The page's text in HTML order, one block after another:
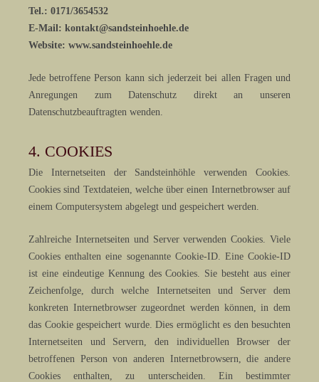
Tel.: 0171/3654532
E-Mail: kontakt@sandsteinhoehle.de
Website: www.sandsteinhoehle.de
Jede betroffene Person kann sich jederzeit bei allen Fragen und
Anregungen zum Datenschutz direkt an unseren
Datenschutzbeauftragten wenden.
4. COOKIES
Die Internetseiten der Sandsteinhöhle verwenden Cookies.
Cookies sind Textdateien, welche über einen Internetbrowser auf
einem Computersystem abgelegt und gespeichert werden.
Zahlreiche Internetseiten und Server verwenden Cookies. Viele
Cookies enthalten eine sogenannte Cookie-ID. Eine Cookie-ID
ist eine eindeutige Kennung des Cookies. Sie besteht aus einer
Zeichenfolge, durch welche Internetseiten und Server dem
konkreten Internetbrowser zugeordnet werden können, in dem
das Cookie gespeichert wurde. Dies ermöglicht es den besuchten
Internetseiten und Servern, den individuellen Browser der
betroffenen Person von anderen Internetbrowsern, die andere
Cookies enthalten, zu unterscheiden. Ein bestimmter